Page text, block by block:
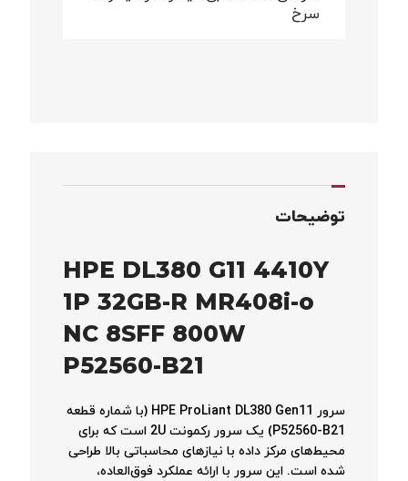
سرخ
توضیحات
HPE DL380 G11 4410Y
1P 32GB-R MR408i-o
NC 8SFF 800W
P52560-B21
سرور HPE ProLiant DL380 Gen11 (با شماره قطعه
P52560-B21) یک سرور رکمونت 2U است که برای
محیط‌های مرکز داده با نیازهای محاسباتی بالا طراحی
شده است. این سرور با ارائه عملکرد فوق‌العاده،